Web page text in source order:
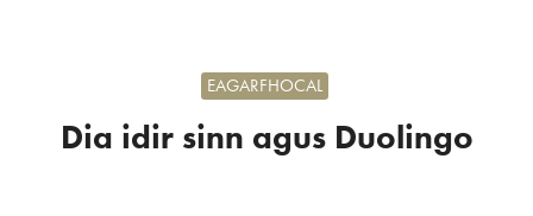
Dia idir sinn agus Duolingo
EAGARFHOCAL